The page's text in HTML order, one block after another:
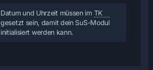
Datum und Uhrzeit müssen im TK
gesetzt sein, damit dein SuS-Modul
initialisiert werden kann.